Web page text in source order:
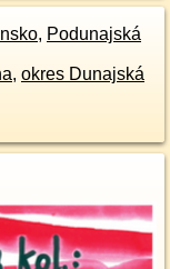
, Podunajská
, okres Dunajská